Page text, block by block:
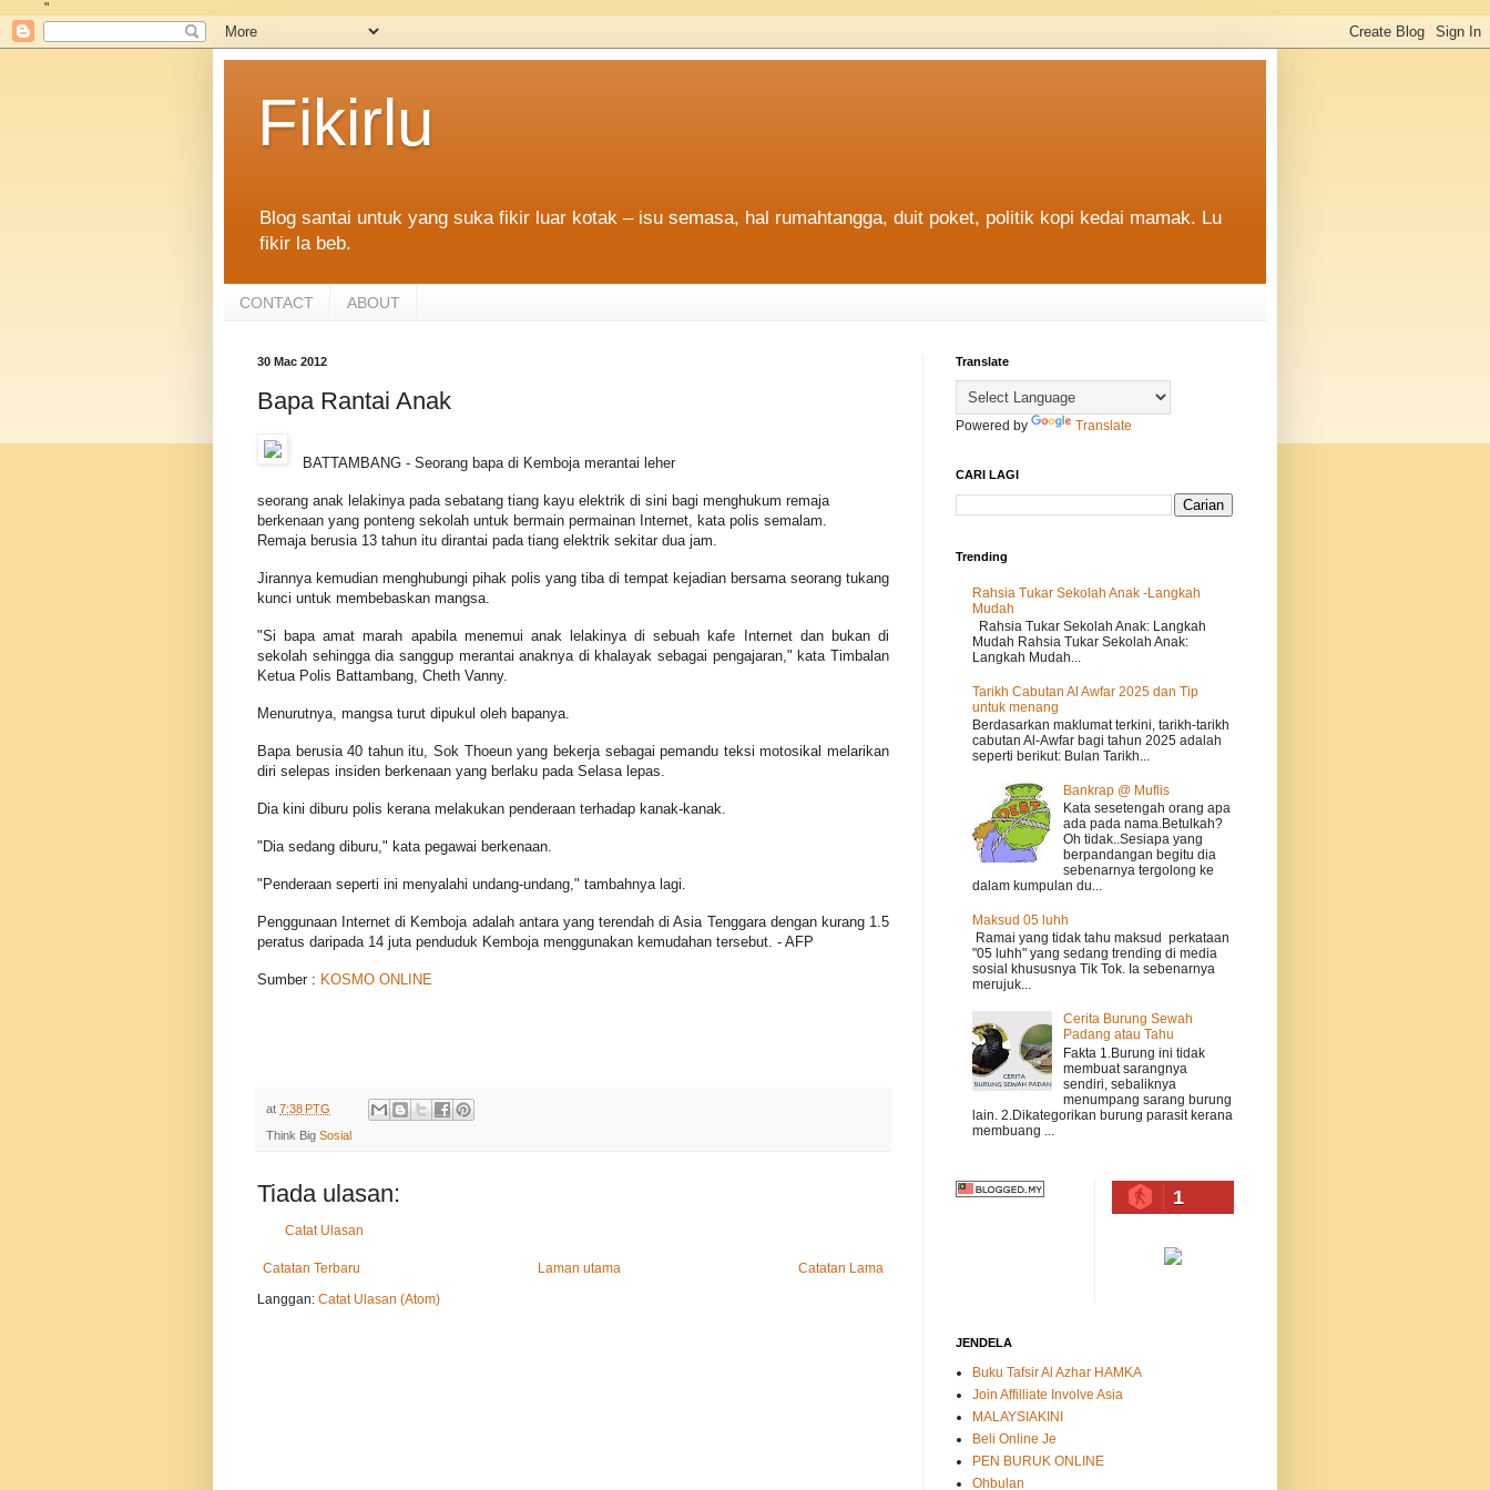
"
Fikirlu
Blog santai untuk yang suka fikir luar kotak – isu semasa, hal rumahtangga, duit poket, politik kopi kedai mamak. Lu
fikir la beb.
CONTACT ABOUT
30 Mac 2012
Bapa Rantai Anak
BATTAMBANG - Seorang bapa di Kemboja merantai leher
seorang anak lelakinya pada sebatang tiang kayu elektrik di sini bagi menghukum remaja
berkenaan yang ponteng sekolah untuk bermain permainan Internet, kata polis semalam.
Remaja berusia 13 tahun itu dirantai pada tiang elektrik sekitar dua jam.
Jirannya kemudian menghubungi pihak polis yang tiba di tempat kejadian bersama seorang tukang
kunci untuk membebaskan mangsa.
"Si bapa amat marah apabila menemui anak lelakinya di sebuah kafe Internet dan bukan di
sekolah sehingga dia sanggup merantai anaknya di khalayak sebagai pengajaran," kata Timbalan
Ketua Polis Battambang, Cheth Vanny.
Menurutnya, mangsa turut dipukul oleh bapanya.
Bapa berusia 40 tahun itu, Sok Thoeun yang bekerja sebagai pemandu teksi motosikal melarikan
diri selepas insiden berkenaan yang berlaku pada Selasa lepas.
Dia kini diburu polis kerana melakukan penderaan terhadap kanak-kanak.
"Dia sedang diburu," kata pegawai berkenaan.
"Penderaan seperti ini menyalahi undang-undang," tambahnya lagi.
Penggunaan Internet di Kemboja adalah antara yang terendah di Asia Tenggara dengan kurang 1.5
peratus daripada 14 juta penduduk Kemboja menggunakan kemudahan tersebut. - AFP
Sumber : KOSMO ONLINE
at 7:38 PTG
Think Big Sosial
Tiada ulasan:
Catat Ulasan
Catatan Terbaru Catatan Lama
Laman utama
Langgan: Catat Ulasan (Atom)
Translate
Powered by Translate
CARI LAGI
Trending
Rahsia Tukar Sekolah Anak -Langkah
Mudah
Rahsia Tukar Sekolah Anak: Langkah
Mudah Rahsia Tukar Sekolah Anak:
Langkah Mudah...
Tarikh Cabutan Al Awfar 2025 dan Tip
untuk menang
Berdasarkan maklumat terkini, tarikh-tarikh
cabutan Al-Awfar bagi tahun 2025 adalah
seperti berikut: Bulan Tarikh...
Bankrap @ Muflis
Kata sesetengah orang apa
ada pada nama.Betulkah?
Oh tidak..Sesiapa yang
berpandangan begitu dia
sebenarnya tergolong ke
dalam kumpulan du...
Maksud 05 luhh
Ramai yang tidak tahu maksud perkataan
"05 luhh" yang sedang trending di media
sosial khususnya Tik Tok. Ia sebenarnya
merujuk...
Cerita Burung Sewah
Padang atau Tahu
Fakta 1.Burung ini tidak
membuat sarangnya
sendiri, sebaliknya
menumpang sarang burung
lain. 2.Dikategorikan burung parasit kerana
membuang ...
1
JENDELA
Buku Tafsir Al Azhar HAMKA
Join Affilliate Involve Asia
MALAYSIAKINI
Beli Online Je
PEN BURUK ONLINE
Ohbulan